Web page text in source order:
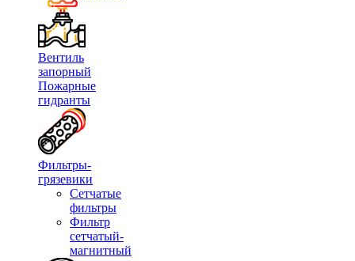
Вентиль
запорный
Пожарные
гидранты
Фильтры-
грязевики
Сетчатые
фильтры
Фильтр
сетчатый-
магнитный